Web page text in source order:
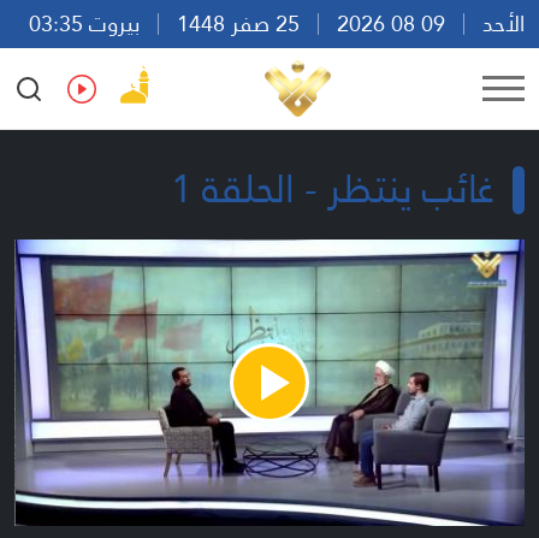
الأحد
بيروت 03:35
Ar
En Fr Es
غائب ينتظر - الحلقة 1
Play
Video